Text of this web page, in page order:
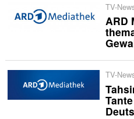
TV-
ARD
TV-